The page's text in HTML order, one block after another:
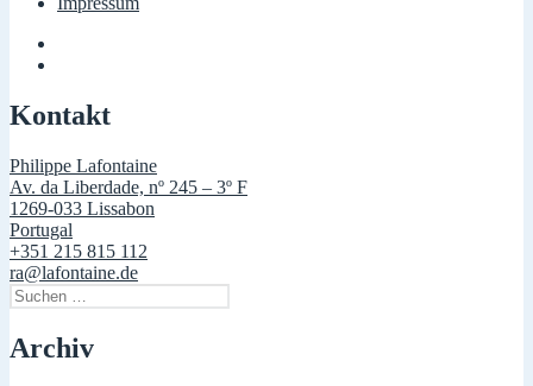
Kontakt
Philippe Lafontaine
Av. da Liberdade, nº 245 – 3º F
1269-033 Lissabon
Portugal
+351 215 815 112
ra@lafontaine.de
Suchen
nach:
Archiv